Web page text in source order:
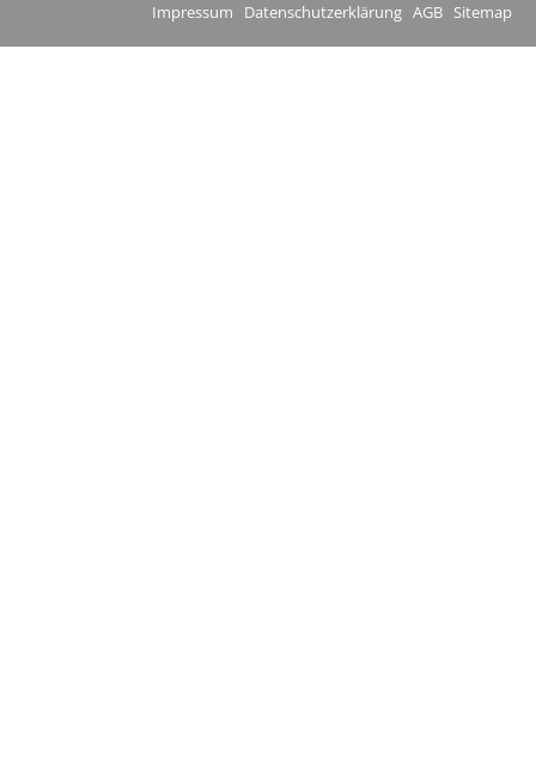
Impressum Datenschutzerklärung AGB Sitemap